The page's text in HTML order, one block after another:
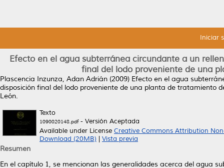
Iniciar
Efecto en el agua subterránea circundante a un
final del lodo proveniente de una
Plascencia Inzunza, Adan Adrián (2009) Efecto en el agua
disposición final del lodo proveniente de una planta de tratamiento
León.
Texto
1090020148.pdf- Versión Aceptada
Available under License Creative Commons Attribution
Download (20MB)
Vista previa
Resumen
En el capítulo 1, se mencionan las generalidades acerca del agua